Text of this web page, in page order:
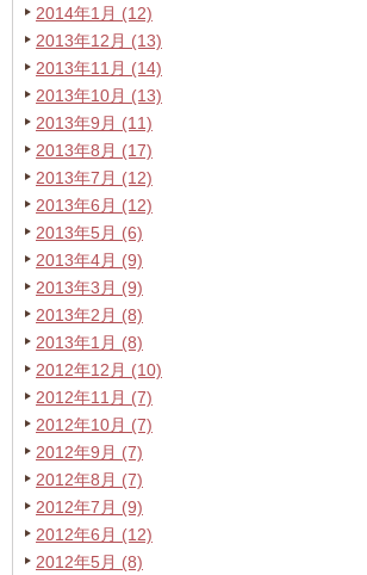
2014年1月 (12)
2013年12月 (13)
2013年11月 (14)
2013年10月 (13)
2013年9月 (11)
2013年8月 (17)
2013年7月 (12)
2013年6月 (12)
2013年5月 (6)
2013年4月 (9)
2013年3月 (9)
2013年2月 (8)
2013年1月 (8)
2012年12月 (10)
2012年11月 (7)
2012年10月 (7)
2012年9月 (7)
2012年8月 (7)
2012年7月 (9)
2012年6月 (12)
2012年5月 (8)